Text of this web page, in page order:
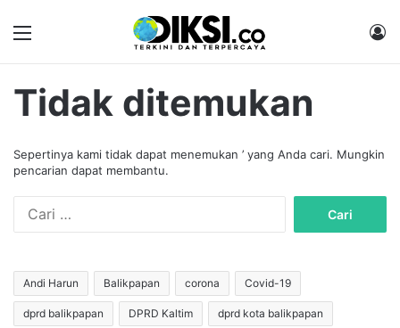
Tidak ditemukan
Sepertinya kami tidak dapat menemukan ’ yang Anda cari. Mungkin
pencarian dapat membantu.
u
n
t
Andi Harun Balikpapan corona Covid-19
dprd balikpapan DPRD Kaltim dprd kota balikpapan